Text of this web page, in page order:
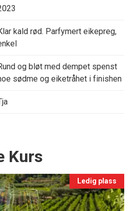
kald rød. Parfymert eikepreg,
og bløt med dempet spenst
sødme og eiketråhet i finishen
Kurs
Ledig plass